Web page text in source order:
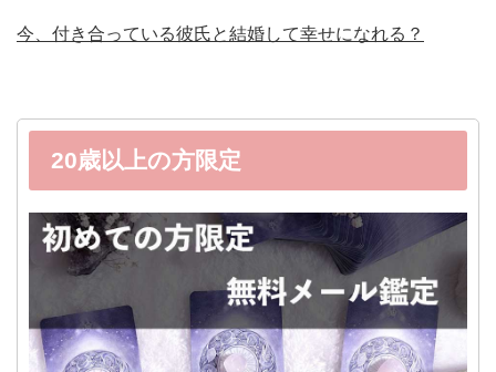
今、付き合っている彼氏と結婚して幸せになれる？
20歳以上の方限定